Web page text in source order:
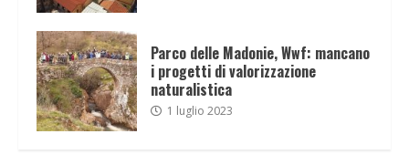
Parco delle Madonie, Wwf: mancano
i progetti di valorizzazione
naturalistica
1 luglio 2023